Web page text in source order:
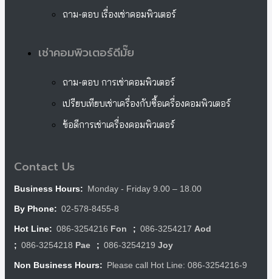
ถาม-ตอบ เรื่องเช่าคอมพิวเตอร์
เช่าคอมพิวเตอร์ดีมั๊ย
ถาม-ตอบ การเช่าคอมพิวเตอร์
เปรียบเทียบเช่าเครื่องกับซื้อเครื่องคอมพิวเตอร์
ข้อดีการเช่าเครื่องคอมพิวเตอร์
Contact Us
Business Hours: Monday - Friday 9.00 – 18.00
By Phone: 02-578-8455-8
Hot Line: 086-3254216 Fon ; 086-3254217 Aod
; 086-3254218 Pae ; 086-3254219 Joy
Non Business Hours: Please call Hot Line: 086-3254216-9